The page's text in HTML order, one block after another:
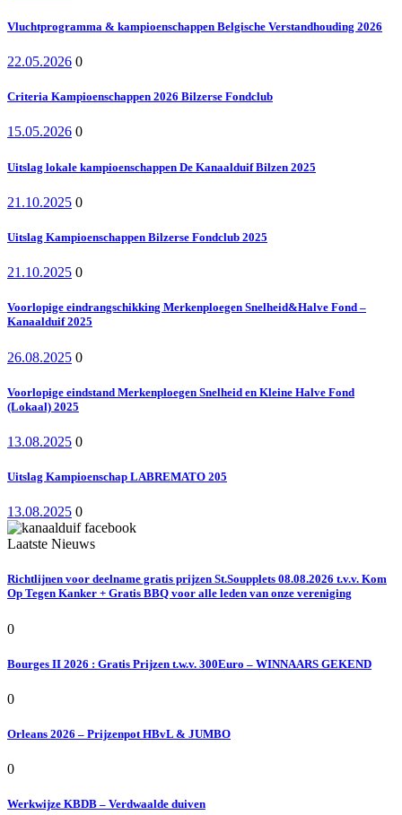
Vluchtprogramma & kampioenschappen Belgische Verstandhouding 2026
22.05.2026 0
Criteria Kampioenschappen 2026 Bilzerse Fondclub
15.05.2026 0
Uitslag lokale kampioenschappen De Kanaalduif Bilzen 2025
21.10.2025 0
Uitslag Kampioenschappen Bilzerse Fondclub 2025
21.10.2025 0
Voorlopige eindrangschikking Merkenploegen Snelheid&Halve Fond –
Kanaalduif 2025
26.08.2025 0
Voorlopige eindstand Merkenploegen Snelheid en Kleine Halve Fond
(Lokaal) 2025
13.08.2025 0
Uitslag Kampioenschap LABREMATO 205
13.08.2025 0
Laatste Nieuws
Richtlijnen voor deelname gratis prijzen St.Soupplets 08.08.2026 t.v.v. Kom
Op Tegen Kanker + Gratis BBQ voor alle leden van onze vereniging
0
Bourges II 2026 : Gratis Prijzen t.w.v. 300Euro – WINNAARS GEKEND
0
Orleans 2026 – Prijzenpot HBvL & JUMBO
0
Werkwijze KBDB – Verdwaalde duiven